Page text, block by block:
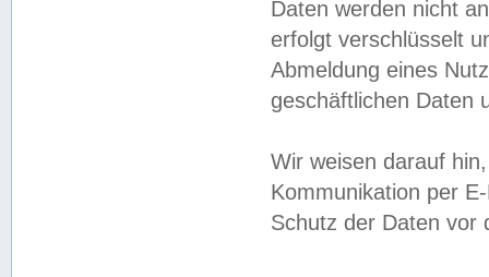
Daten werden nicht
erfolgt verschlüsselt
Abmeldung eines
geschäftlichen Daten
Wir weisen darauf
Kommunikation per
Schutz der Daten vor